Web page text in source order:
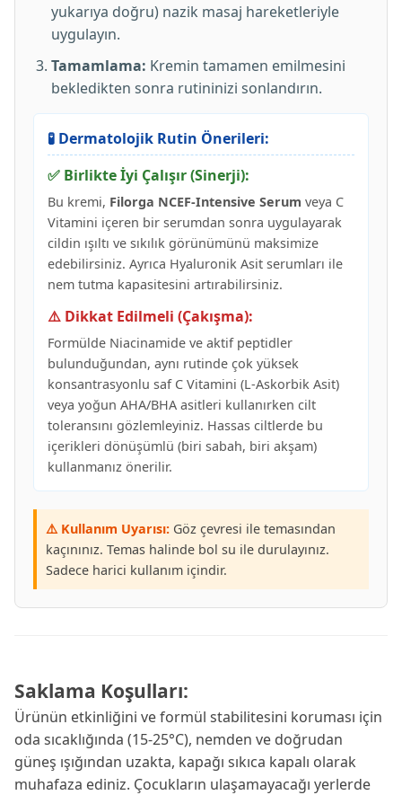
yukarıya doğru) nazik masaj hareketleriyle
uygulayın.
Tamamlama: Kremin tamamen emilmesini
bekledikten sonra rutininizi sonlandırın.
🧪 Dermatolojik Rutin Önerileri:
✅ Birlikte İyi Çalışır (Sinerji):
Bu kremi, Filorga NCEF-Intensive Serum veya C
Vitamini içeren bir serumdan sonra uygulayarak
cildin ışıltı ve sıkılık görünümünü maksimize
edebilirsiniz. Ayrıca Hyaluronik Asit serumları ile
nem tutma kapasitesini artırabilirsiniz.
⚠️ Dikkat Edilmeli (Çakışma):
Formülde Niacinamide ve aktif peptidler
bulunduğundan, aynı rutinde çok yüksek
konsantrasyonlu saf C Vitamini (L-Askorbik Asit)
veya yoğun AHA/BHA asitleri kullanırken cilt
toleransını gözlemleyiniz. Hassas ciltlerde bu
içerikleri dönüşümlü (biri sabah, biri akşam)
kullanmanız önerilir.
⚠️ Kullanım Uyarısı: Göz çevresi ile temasından
kaçınınız. Temas halinde bol su ile durulayınız.
Sadece harici kullanım içindir.
Saklama Koşulları:
Ürünün etkinliğini ve formül stabilitesini koruması için
oda sıcaklığında (15-25°C), nemden ve doğrudan
güneş ışığından uzakta, kapağı sıkıca kapalı olarak
muhafaza ediniz. Çocukların ulaşamayacağı yerlerde